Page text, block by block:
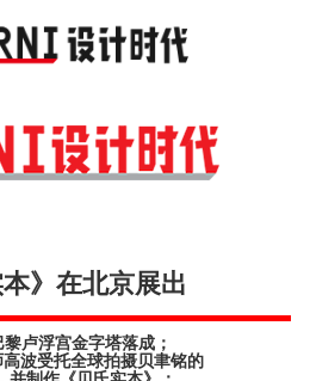
本》在北京展出
卢浮宫金字塔落成；
波受托全球拍摄贝聿铭的